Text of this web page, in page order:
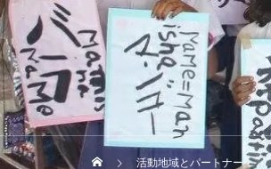
活動地域とパートナー